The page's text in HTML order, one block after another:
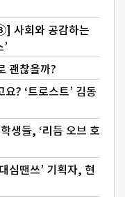
사회와 공감하는
괜찮을까?
? ‘트로스트’ 김동
생들, ‘리듬 오브 호
심땐쓰’ 기획자, 현